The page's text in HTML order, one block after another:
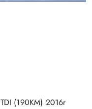
(190KM) 2016r